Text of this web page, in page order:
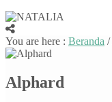
You are here : Beranda /
Alphard